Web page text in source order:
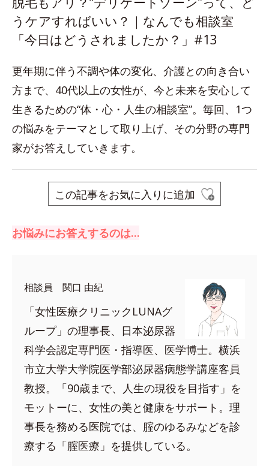
うケアすればいい？｜なんでも相談室
「今日はどうされましたか？」#13
更年期に伴う不調や体の変化、介護との向き合い
方まで、40代以上の女性が、今と未来を安心して
生きるための“体・心・人生の相談室”。毎回、1つ
の悩みをテーマとして取り上げ、その分野の専門
家がお答えしていきます。
この記事をお気に入りに追加
お悩みにお答えするのは…
相談員 関口 由紀
「女性医療クリニックLUNAグ
ループ」の理事長、日本泌尿器
科学会認定専門医・指導医、医学博士。横浜
市立大学大学院医学部泌尿器病態学講座客員
教授。「90歳まで、人生の現役を目指す」を
モットーに、女性の美と健康をサポート。理
事長を務める医院では、腟のゆるみなどを診
療する「腟医療」を提供している。